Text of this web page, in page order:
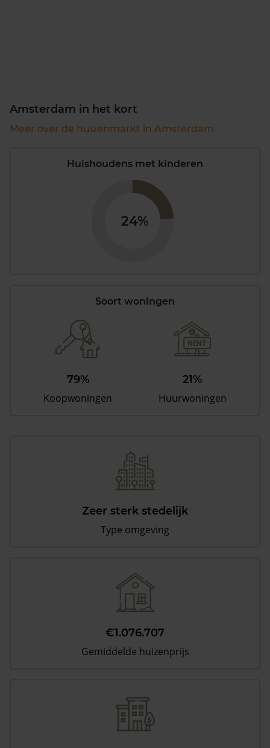
Amsterdam in het kort
Meer over de huizenmarkt in Amsterdam
Huishoudens met kinderen
24%
Soort woningen
79%
Koopwoningen
21%
Huurwoningen
Zeer sterk stedelijk
Type omgeving
€1.076.707
Gemiddelde huizenprijs